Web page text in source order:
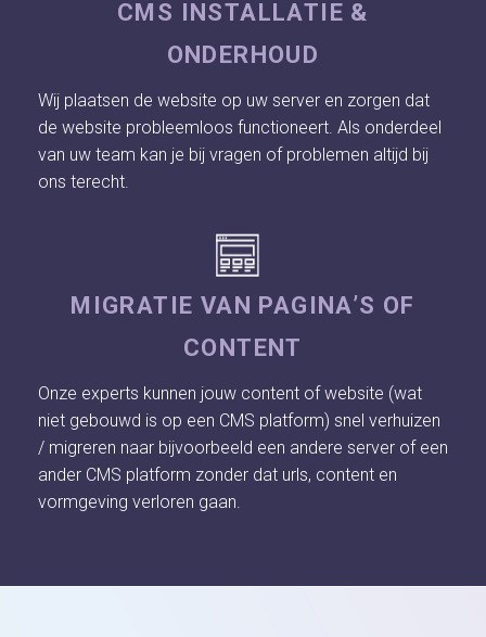
CMS INSTALLATIE &
ONDERHOUD
Wij plaatsen de website op uw server en zorgen dat
de website probleemloos functioneert. Als onderdeel
van uw team kan je bij vragen of problemen altijd bij
ons terecht.
MIGRATIE VAN PAGINA’S OF
CONTENT
Onze experts kunnen jouw content of website (wat
niet gebouwd is op een CMS platform) snel verhuizen
/ migreren naar bijvoorbeeld een andere server of een
ander CMS platform zonder dat urls, content en
vormgeving verloren gaan.